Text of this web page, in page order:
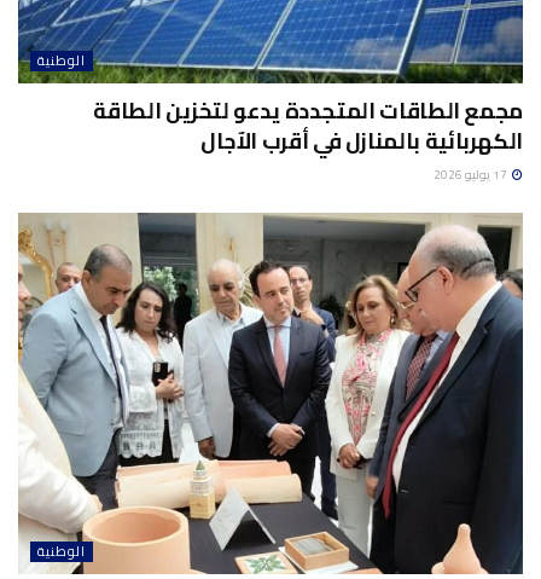
الوطنية
مجمع الطاقات المتجددة يدعو لتخزين الطاقة
الكهربائية بالمنازل في أقرب الآجال
الوطنية